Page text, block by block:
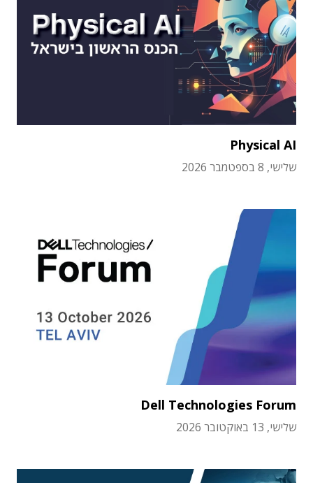
Physical AI
שלישי, 8 בספטמבר 2026
Dell Technologies Forum
שלישי, 13 באוקטובר 2026